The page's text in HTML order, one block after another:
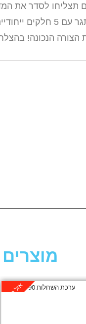
תצליחו לסדר את
למקם את כל
הצורה הנכונה!
אזל במלאי